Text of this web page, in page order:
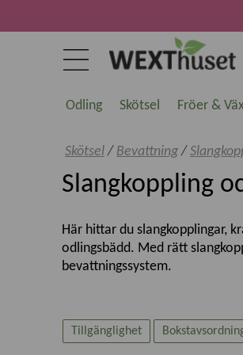
Odling Skötsel Fröer &
Skötsel/ Bevattning/
Slangkoppling
Här hittar du slangkopplingar,
odlingsbädd. Med rätt
bevattningssystem.
krankopplingar,
Tillgänglighet